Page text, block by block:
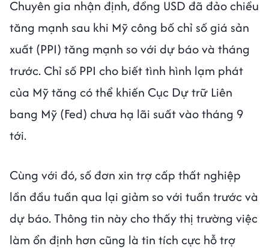
Chuyên gia nhận định, đồng USD đã đảo chiều
tăng mạnh sau khi Mỹ công bố chỉ số giá sản
xuất (PPI) tăng mạnh so với dự báo và tháng
trước. Chỉ số PPI cho biết tình hình lạm phát
của Mỹ tăng có thể khiến Cục Dự trữ Liên
bang Mỹ (Fed) chưa hạ lãi suất vào tháng 9
tới.
Cùng với đó, số đơn xin trợ cấp thất nghiệp
lần đầu tuần qua lại giảm so với tuần trước và
dự báo. Thông tin này cho thấy thị trường việc
làm ổn định hơn cũng là tin tích cực hỗ trợ